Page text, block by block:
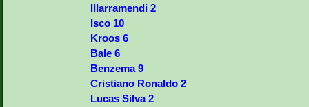
Illarramendi 2
Isco 10
Kroos 6
Bale 6
Benzema 9
Cristiano Ronaldo 2
Lucas Silva 2